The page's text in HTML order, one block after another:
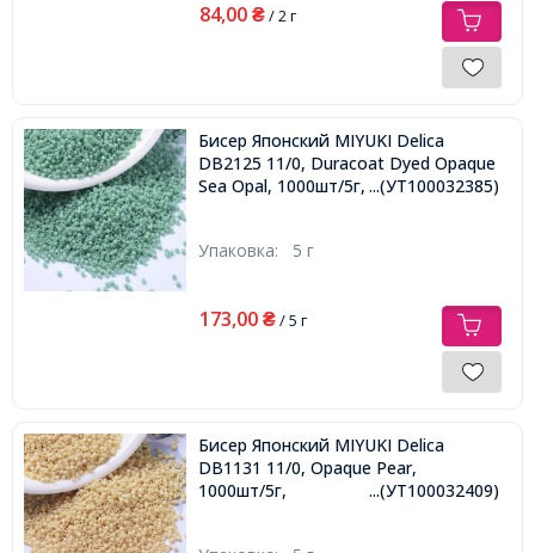
84,00 ₴/ 2 г
Бисер Японский MIYUKI Delica
DB2125 11/0, Duracoat Dyed Opaque
Sea Opal, 1000шт/5г, ...(УТ100032385)
Упаковка: 5 г
173,00 ₴/ 5 г
Бисер Японский MIYUKI Delica
DB1131 11/0, Opaque Pear,
1000шт/5г,
...(УТ100032409)